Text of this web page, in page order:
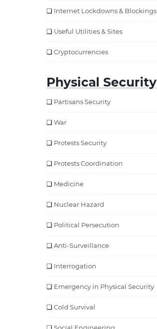
Internet Lockdowns & Blockings
Useful Utilities & Sites
Cryptocurrencies
Physical Security
Partisans Security
War
Protests Security
Protests Coordination
Medicine
Nuclear Hazard
Political Persecution
Anti-Surveillance
Interrogation
Emergency in Physical Security
Cold Survival